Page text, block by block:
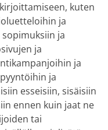
kuten
ja
ja
ja
ja
ja
esseisiin, sisäisiin
ennen kuin jaat ne
tai